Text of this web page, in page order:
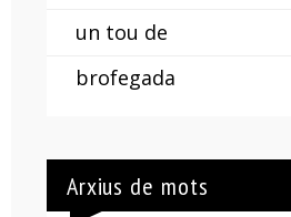
un tou de
brofegada
Arxius de mots